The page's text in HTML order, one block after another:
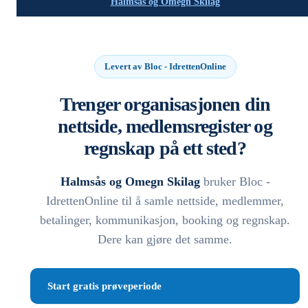
Levert av Bloc - IdrettenOnline
Trenger organisasjonen din
nettside, medlemsregister og
regnskap på ett sted?
Halmsås og Omegn Skilagbruker Bloc -
IdrettenOnline til å samle nettside, medlemmer,
betalinger, kommunikasjon, booking og regnskap.
Dere kan gjøre det samme.
Start gratis prøveperiode